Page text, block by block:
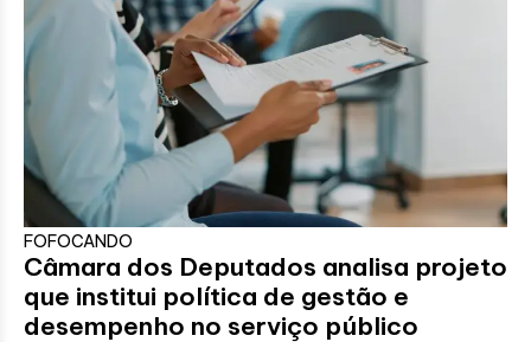
FOFOCANDO
Câmara dos Deputados analisa projeto
que institui política de gestão e
desempenho no serviço público